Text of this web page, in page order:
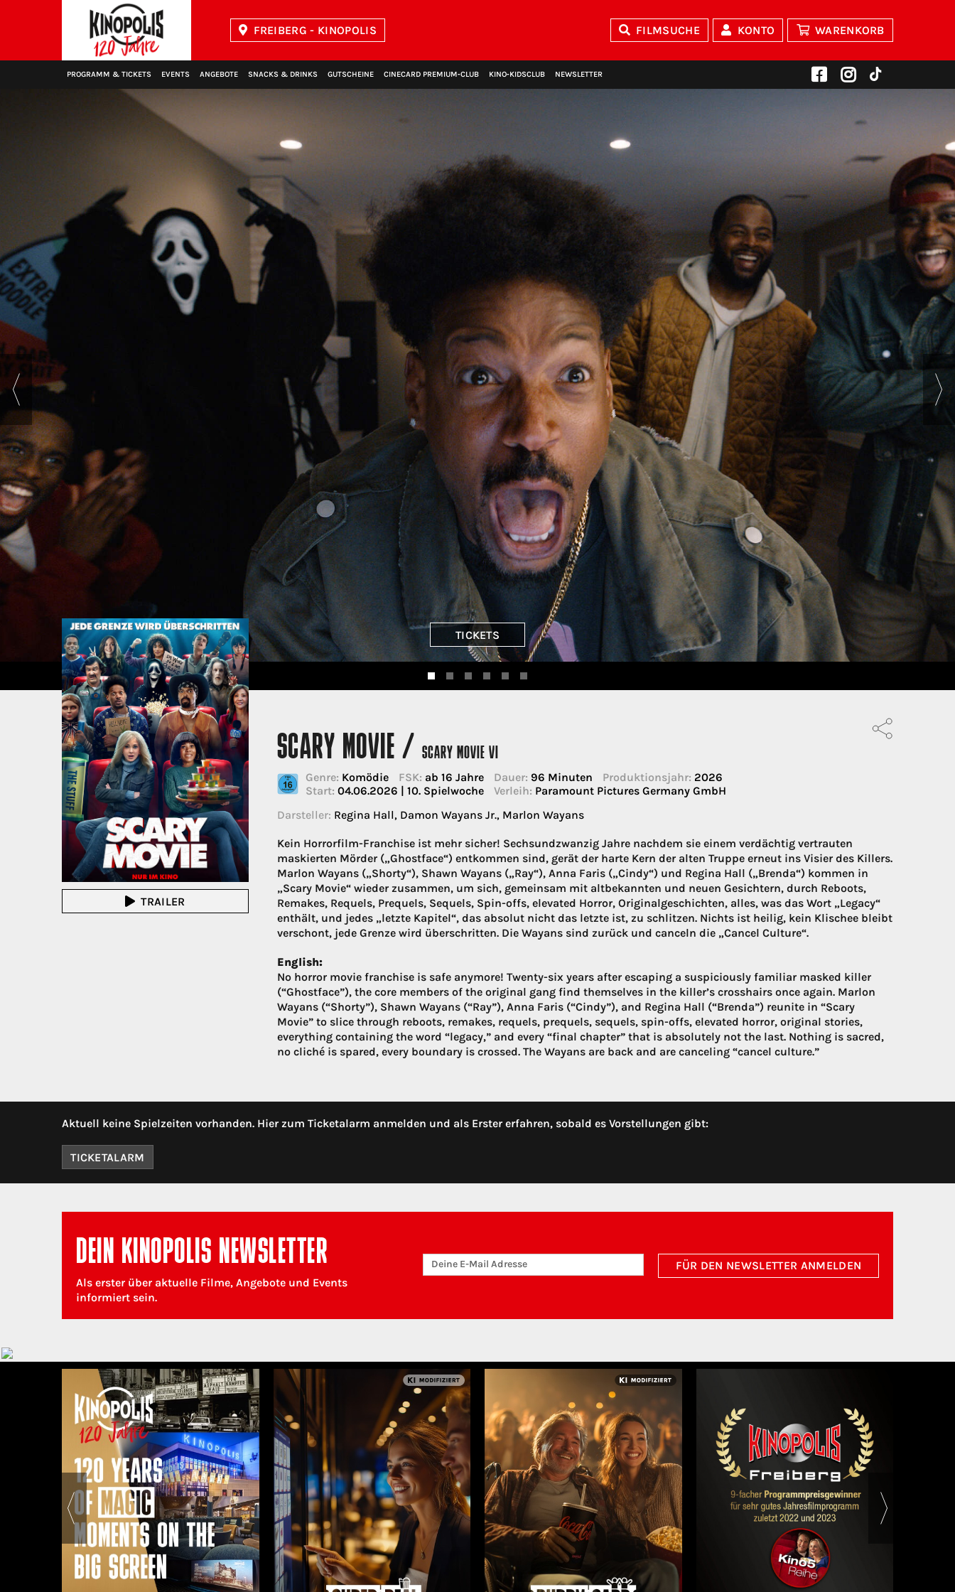
FREIBERG - KINOPOLIS FILMSUCHE KONTO WARENKORB
PROGRAMM & TICKETS EVENTS ANGEBOTE SNACKS & DRINKS GUTSCHEINE CINECARD PREMIUM‑CLUB KINO‑KIDSCLUB NEWSLETTER
TICKETS
TRAILER
SCARY MOVIE /SCARY MOVIE VI
Genre: Komödie FSK: ab 16 Jahre Dauer: 96 Minuten Produktionsjahr: 2026
Start: 04.06.2026 | 10. Spielwoche Verleih: Paramount Pictures Germany GmbH
Darsteller: Regina Hall, Damon Wayans Jr., Marlon Wayans
Kein Horrorfilm-Franchise ist mehr sicher! Sechsundzwanzig Jahre nachdem sie einem verdächtig vertrauten
maskierten Mörder („Ghostface“) entkommen sind, gerät der harte Kern der alten Truppe erneut ins Visier des Killers.
Marlon Wayans („Shorty“), Shawn Wayans („Ray“), Anna Faris („Cindy“) und Regina Hall („Brenda“) kommen in
„Scary Movie“ wieder zusammen, um sich, gemeinsam mit altbekannten und neuen Gesichtern, durch Reboots,
Remakes, Requels, Prequels, Sequels, Spin-offs, elevated Horror, Originalgeschichten, alles, was das Wort „Legacy“
enthält, und jedes „letzte Kapitel“, das absolut nicht das letzte ist, zu schlitzen. Nichts ist heilig, kein Klischee bleibt
verschont, jede Grenze wird überschritten. Die Wayans sind zurück und canceln die „Cancel Culture“.
English:
No horror movie franchise is safe anymore! Twenty-six years after escaping a suspiciously familiar masked killer
(“Ghostface”), the core members of the original gang find themselves in the killer’s crosshairs once again. Marlon
Wayans (“Shorty”), Shawn Wayans (“Ray”), Anna Faris (“Cindy”), and Regina Hall (“Brenda”) reunite in “Scary
Movie” to slice through reboots, remakes, requels, prequels, sequels, spin-offs, elevated horror, original stories,
everything containing the word “legacy,” and every “final chapter” that is absolutely not the last. Nothing is sacred,
no cliché is spared, every boundary is crossed. The Wayans are back and are canceling “cancel culture.”
Aktuell keine Spielzeiten vorhanden. Hier zum Ticketalarm anmelden und als Erster erfahren, sobald es Vorstellungen gibt:
TICKETALARM
DEIN KINOPOLIS NEWSLETTER
Als erster über aktuelle Filme, Angebote und Events
informiert sein.
FÜR DEN NEWSLETTER ANMELDEN